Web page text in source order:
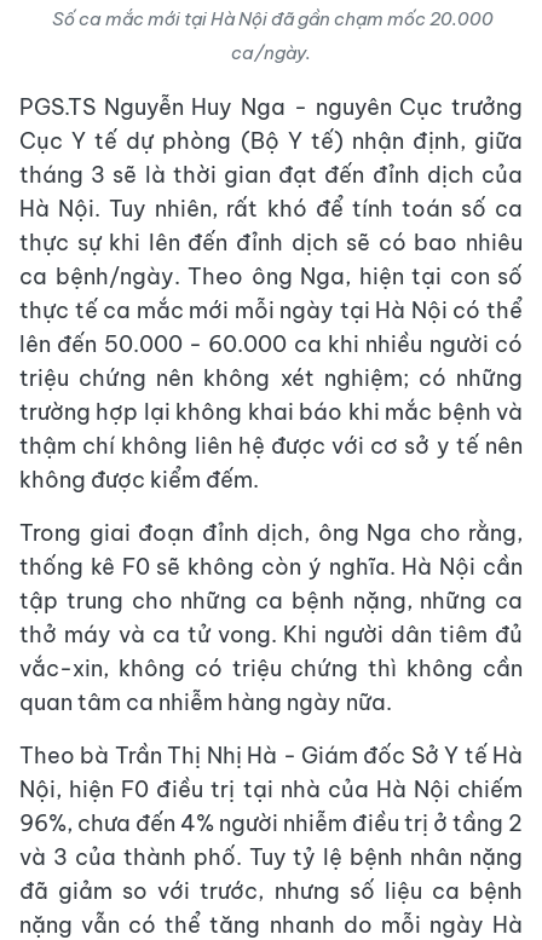
Số ca mắc mới tại Hà Nội đã gần chạm mốc 20.000
ca/ngày.
PGS.TS Nguyễn Huy Nga - nguyên Cục trưởng
Cục Y tế dự phòng (Bộ Y tế) nhận định, giữa
tháng 3 sẽ là thời gian đạt đến đỉnh dịch của
Hà Nội. Tuy nhiên, rất khó để tính toán số ca
thực sự khi lên đến đỉnh dịch sẽ có bao nhiêu
ca bệnh/ngày. Theo ông Nga, hiện tại con số
thực tế ca mắc mới mỗi ngày tại Hà Nội có thể
lên đến 50.000 - 60.000 ca khi nhiều người có
triệu chứng nên không xét nghiệm; có những
trường hợp lại không khai báo khi mắc bệnh và
thậm chí không liên hệ được với cơ sở y tế nên
không được kiểm đếm.
Trong giai đoạn đỉnh dịch, ông Nga cho rằng,
thống kê F0 sẽ không còn ý nghĩa. Hà Nội cần
tập trung cho những ca bệnh nặng, những ca
thở máy và ca tử vong. Khi người dân tiêm đủ
vắc-xin, không có triệu chứng thì không cần
quan tâm ca nhiễm hàng ngày nữa.
Theo bà Trần Thị Nhị Hà - Giám đốc Sở Y tế Hà
Nội, hiện F0 điều trị tại nhà của Hà Nội chiếm
96%, chưa đến 4% người nhiễm điều trị ở tầng 2
và 3 của thành phố. Tuy tỷ lệ bệnh nhân nặng
đã giảm so với trước, nhưng số liệu ca bệnh
nặng vẫn có thể tăng nhanh do mỗi ngày Hà